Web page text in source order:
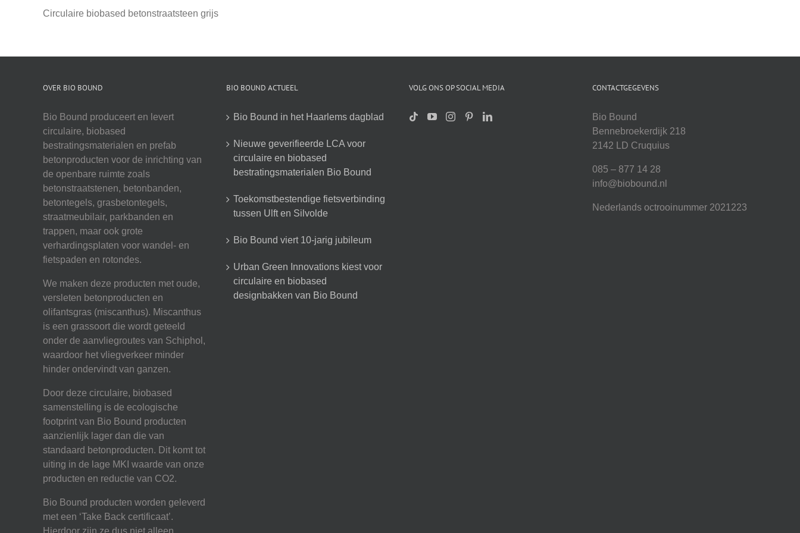
Circulaire biobased betonstraatsteen grijs
OVER BIO BOUND
Bio Bound produceert en levert
circulaire, biobased
bestratingsmaterialen en prefab
betonproducten voor de inrichting van
de openbare ruimte zoals
betonstraatstenen, betonbanden,
betontegels, grasbetontegels,
straatmeubilair, parkbanden en
trappen, maar ook grote
verhardingsplaten voor wandel- en
fietspaden en rotondes.
We maken deze producten met oude,
versleten betonproducten en
olifantsgras (miscanthus). Miscanthus
is een grassoort die wordt geteeld
onder de aanvliegroutes van Schiphol,
waardoor het vliegverkeer minder
hinder ondervindt van ganzen.
Door deze circulaire, biobased
samenstelling is de ecologische
footprint van Bio Bound producten
aanzienlijk lager dan die van
standaard betonproducten. Dit komt tot
uiting in de lage MKI waarde van onze
producten en reductie van CO2.
Bio Bound producten worden geleverd
met een ‘Take Back certificaat’.
Hierdoor zijn ze dus niet alleen
BIO BOUND ACTUEEL
Bio Bound in het Haarlems dagblad
Nieuwe geverifieerde LCA voor
circulaire en biobased
bestratingsmaterialen Bio Bound
Toekomstbestendige fietsverbinding
tussen Ulft en Silvolde
Bio Bound viert 10-jarig jubileum
Urban Green Innovations kiest voor
circulaire en biobased
designbakken van Bio Bound
VOLG ONS OP SOCIAL MEDIA CONTACTGEGEVENS
Bio Bound
Bennebroekerdijk 218
2142 LD Cruquius
085 – 877 14 28
info@biobound.nl
Nederlands octrooinummer 2021223